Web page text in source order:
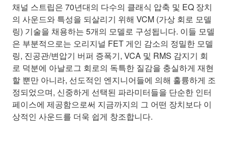
채널 스트립은 70년대의 다수의 클래식 압축 및 EQ 장치
의 사운드와 특성을 되살리기 위해 VCM (가상 회로 모델
링) 기술을 채용하는 5개의 모델로 구성됩니다. 이들 모델
은 부분적으로는 오리지널 FET 게인 감소의 정밀한 모델
링, 진공관/변압기 버퍼 증폭기, VCA 및 RMS 감지기 회
로 덕분에 아날로그 회로의 독특한 질감을 충실하게 재현
할 뿐만 아니라, 선도적인 엔지니어들에 의해 훌륭하게 조
정되었으며, 신중하게 선택된 파라미터들을 단순한 인터
페이스에 제공함으로써 지금까지의 그 어떤 장치보다 이
상적인 사운드를 더욱 쉽게 창조합니다.